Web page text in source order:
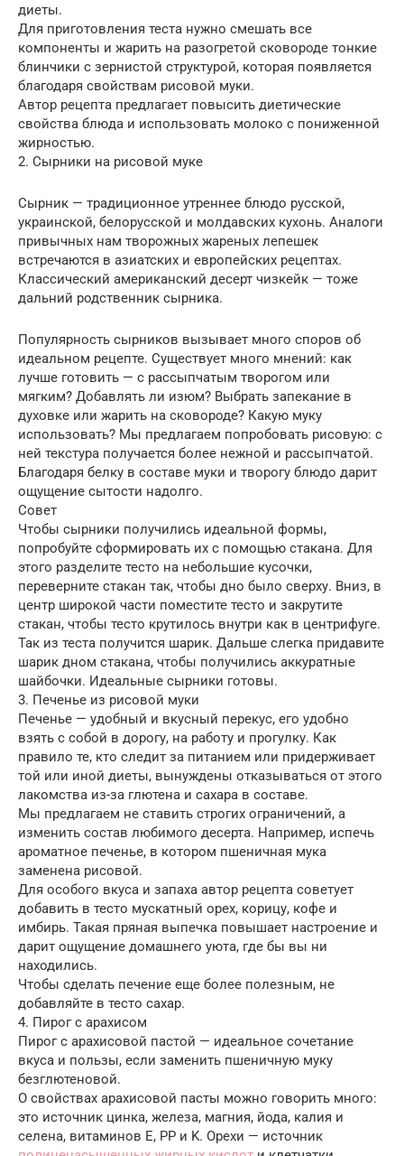
диеты.
Для приготовления теста нужно смешать все
компоненты и жарить на разогретой сковороде тонкие
блинчики с зернистой структурой, которая появляется
благодаря свойствам рисовой муки.
Автор рецепта предлагает повысить диетические
свойства блюда и использовать молоко с пониженной
жирностью.
2. Сырники на рисовой муке
Сырник — традиционное утреннее блюдо русской,
украинской, белорусской и молдавских кухонь. Аналоги
привычных нам творожных жареных лепешек
встречаются в азиатских и европейских рецептах.
Классический американский десерт чизкейк — тоже
дальний родственник сырника.
Популярность сырников вызывает много споров об
идеальном рецепте. Существует много мнений: как
лучше готовить — с рассыпчатым творогом или
мягким? Добавлять ли изюм? Выбрать запекание в
духовке или жарить на сковороде? Какую муку
использовать? Мы предлагаем попробовать рисовую: с
ней текстура получается более нежной и рассыпчатой.
Благодаря белку в составе муки и творогу блюдо дарит
ощущение сытости надолго.
Совет
Чтобы сырники получились идеальной формы,
попробуйте сформировать их с помощью стакана. Для
этого разделите тесто на небольшие кусочки,
переверните стакан так, чтобы дно было сверху. Вниз, в
центр широкой части поместите тесто и закрутите
стакан, чтобы тесто крутилось внутри как в центрифуге.
Так из теста получится шарик. Дальше слегка придавите
шарик дном стакана, чтобы получились аккуратные
шайбочки. Идеальные сырники готовы.
3. Печенье из рисовой муки
Печенье — удобный и вкусный перекус, его удобно
взять с собой в дорогу, на работу и прогулку. Как
правило те, кто следит за питанием или придерживает
той или иной диеты, вынуждены отказываться от этого
лакомства из-за глютена и сахара в составе.
Мы предлагаем не ставить строгих ограничений, а
изменить состав любимого десерта. Например, испечь
ароматное печенье, в котором пшеничная мука
заменена рисовой.
Для особого вкуса и запаха автор рецепта советует
добавить в тесто мускатный орех, корицу, кофе и
имбирь. Такая пряная выпечка повышает настроение и
дарит ощущение домашнего уюта, где бы вы ни
находились.
Чтобы сделать печение еще более полезным, не
добавляйте в тесто сахар.
4. Пирог с арахисом
Пирог с арахисовой пастой — идеальное сочетание
вкуса и пользы, если заменить пшеничную муку
безглютеновой.
О свойствах арахисовой пасты можно говорить много:
это источник цинка, железа, магния, йода, калия и
селена, витаминов E, PP и K. Орехи — источник